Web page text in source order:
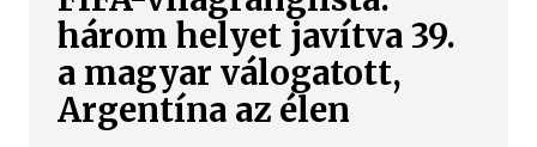
három helyet javítva 39.
a magyar válogatott,
Argentína az élen